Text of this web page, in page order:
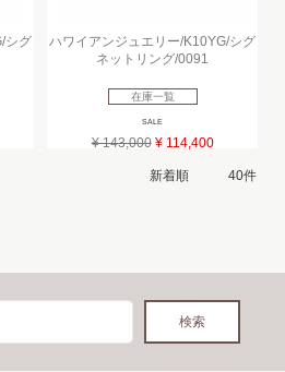
シグ
ハワイアンジュエリー/K10YG/シグ
ネットリング/0091
在庫一覧
SALE
¥ 143,000 ¥ 114,400